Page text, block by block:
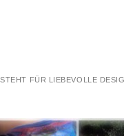
FÜR LIEBEVOLLE